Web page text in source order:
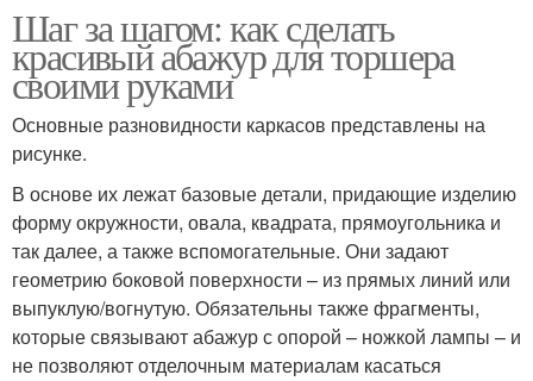
Шаг за шагом: как сделать
красивый абажур для торшера
своими руками
Основные разновидности каркасов представлены на
рисунке.
В основе их лежат базовые детали, придающие изделию
форму окружности, овала, квадрата, прямоугольника и
так далее, а также вспомогательные. Они задают
геометрию боковой поверхности – из прямых линий или
выпуклую/вогнутую. Обязательны также фрагменты,
которые связывают абажур с опорой – ножкой лампы – и
не позволяют отделочным материалам касаться